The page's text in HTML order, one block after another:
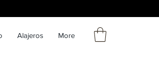
Alajeros More